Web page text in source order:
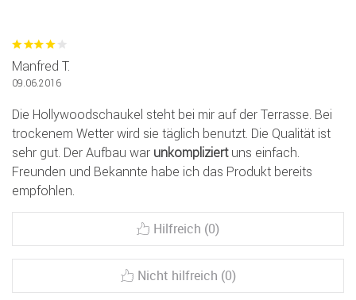
Manfred T.
09.06.2016
Die Hollywoodschaukel steht bei mir auf der Terrasse. Bei
trockenem Wetter wird sie täglich benutzt. Die Qualität ist
sehr gut. Der Aufbau war unkompliziertuns einfach.
Freunden und Bekannte habe ich das Produkt bereits
empfohlen.
Hilfreich (0)
Nicht hilfreich (0)